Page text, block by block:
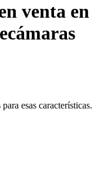
venta en
esas características.